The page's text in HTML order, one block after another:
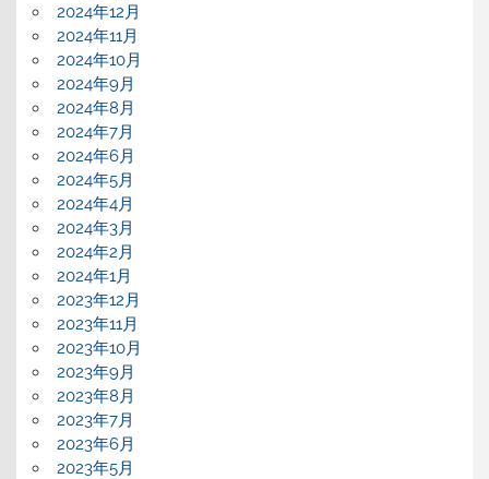
2024年12月
2024年11月
2024年10月
2024年9月
2024年8月
2024年7月
2024年6月
2024年5月
2024年4月
2024年3月
2024年2月
2024年1月
2023年12月
2023年11月
2023年10月
2023年9月
2023年8月
2023年7月
2023年6月
2023年5月